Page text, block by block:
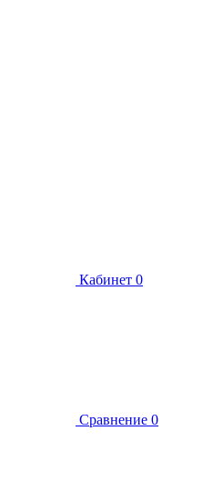
Кабинет 0
Сравнение 0